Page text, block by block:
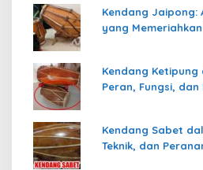
Kendang Jaipong:
yang
Kendang
Peran, Fungsi, dan
Kendang Sabet
Teknik, dan